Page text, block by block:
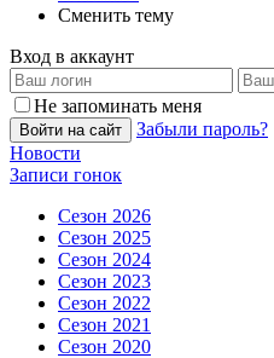
Сменить тему
Вход в аккаунт
Не запоминать меня
Войти на сайт
Забыли пароль?
Новости
Записи гонок
Сезон 2026
Сезон 2025
Сезон 2024
Сезон 2023
Сезон 2022
Сезон 2021
Сезон 2020